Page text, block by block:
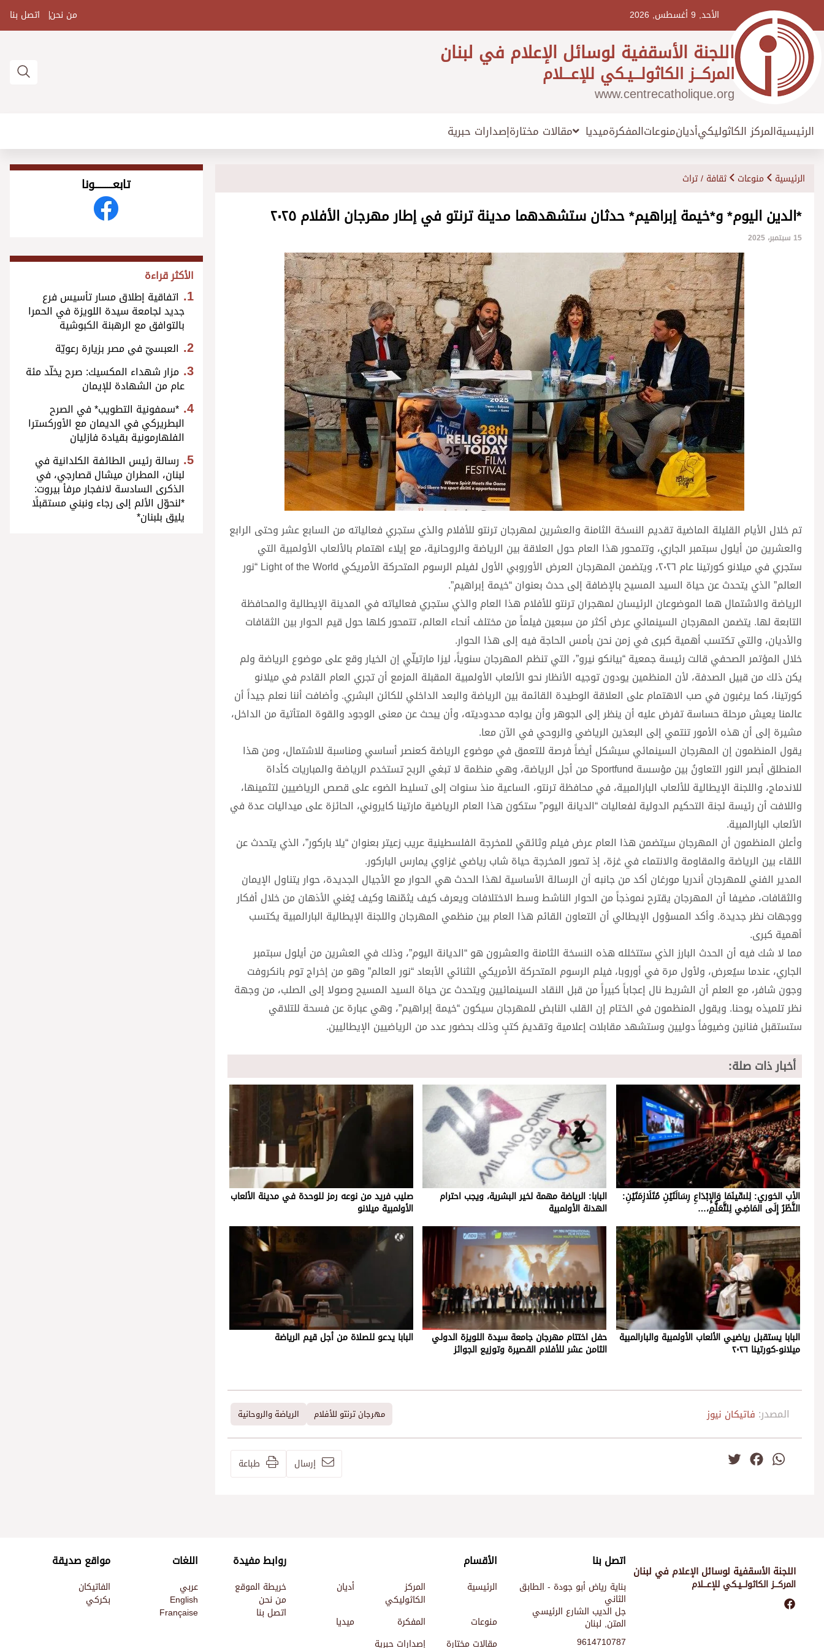
الأحد, 9 أغسطس, 2026 من نحن اتصل بنا
اللجنة الأسقفية لوسائل الإعلام في لبنان
المركـــز الكاثولـــيـكي للإعـــلام
www.centrecatholique.org
الرئيسيةالمركز الكاثوليكيأديانمنوعاتالمفكرةميديا مقالات مختارةإصدارات حبرية
الرئيسية منوعات ثقافة / تراث
*الدين اليوم* و*خيمة إبراهيم* حدثان ستشهدهما مدينة ترنتو في إطار مهرجان الأفلام ٢٠٢٥
15 سبتمبر، 2025
تم خلال الأيام القليلة الماضية تقديم النسخة الثامنة والعشرين لمهرجان ترنتو للأفلام والذي ستجري فعالياته من السابع عشر وحتى الرابع
والعشرين من أيلول سبتمبر الجاري، وتتمحور هذا العام حول العلاقة بين الرياضة والروحانية، مع إيلاء اهتمام بالألعاب الأولمبية التي
ستجري في ميلانو كورتينا عام ٢٠٢٦، ويتضمن المهرجان العرض الأوروبي الأول لفيلم الرسوم المتحركة الأمريكي Light of the World “نور
العالم” الذي يتحدث عن حياة السيد المسيح بالإضافة إلى حدث بعنوان “خيمة إبراهيم”.
الرياضة والاشتمال هما الموضوعان الرئيسان لمهجران ترنتو للأفلام هذا العام والذي ستجري فعالياته في المدينة الإيطالية والمحافظة
التابعة لها. يتضمن المهرجان السينمائي عرض أكثر من سبعين فيلماً من مختلف أنحاء العالم، تتمحور كلها حول قيم الحوار بين الثقافات
والأديان، والتي تكتسب أهمية كبرى في زمن نحن بأمس الحاجة فيه إلى هذا الحوار.
خلال المؤتمر الصحفي قالت رئيسة جمعية “بيانكو نيرو”، التي تنظم المهرجان سنوياً، ليزا مارتيلّي إن الخيار وقع على موضوع الرياضة ولم
يكن ذلك من قبيل الصدفة، لأن المنظمين يودون توجيه الأنظار نحو الألعاب الأولمبية المقبلة المزمع أن تجري العام القادم في ميلانو
كورتينا، كما يرغبون في صب الاهتمام على العلاقة الوطيدة القائمة بين الرياضة والبعد الداخلي للكائن البشري. وأضافت أننا نعلم جيداً أن
عالمنا يعيش مرحلة حساسة تفرض عليه أن ينظر إلى الجوهر وأن يواجه محدوديته، وأن يبحث عن معنى الوجود والقوة المتأتية من الداخل،
مشيرة إلى أن هذه الأمور تنتمي إلى البعدَين الرياضي والروحي في الآن معا.
يقول المنظمون إن المهرجان السينمائي سيشكل أيضاً فرصة للتعمق في موضوع الرياضة كعنصر أساسي ومناسبة للاشتمال، ومن هذا
المنطلق أبصر النور التعاونُ بين مؤسسة Sportfund من أجل الرياضة، وهي منظمة لا تبغي الربح تستخدم الرياضة والمباريات كأداة
للاندماج، واللجنة الإيطالية للألعاب البارالمبية، في محافظة ترنتو، الساعية منذ سنوات إلى تسليط الضوء على قصص الرياضيين لتثمينها،
واللافت أن رئيسة لجنة التحكيم الدولية لفعاليات “الديانة اليوم” ستكون هذا العام الرياضية مارتينا كايروني، الحائزة على ميداليات عدة في
الألعاب البارالمبية.
وأعلن المنظمون أن المهرجان سيتضمن هذا العام عرض فيلم وثائقي للمخرجة الفلسطينية عريب زعيتر بعنوان “يلا باركور”، الذي يتحدث عن
اللقاء بين الرياضة والمقاومة والانتماء في غزة، إذ تصور المخرجة حياة شاب رياضي غزاوي يمارس الباركور.
المدير الفني للمهرجان أندريا مورغان أكد من جانبه أن الرسالة الأساسية لهذا الحدث هي الحوار مع الأجيال الجديدة، حوار يتناول الإيمان
والثقافات، مضيفا أن المهرجان يقترح نموذجاً من الحوار الناشط وسط الاختلافات ويعرف كيف يثمّنها وكيف يُغني الأذهان من خلال أفكار
ووجهات نظر جديدة. وأكد المسؤول الإيطالي أن التعاون القائم هذا العام بين منظمي المهرجان واللجنة الإيطالية البارالمبية يكتسب
أهمية كبرى.
مما لا شك فيه أن الحدث البارز الذي ستتخلله هذه النسخة الثامنة والعشرون هو “الديانة اليوم”، وذلك في العشرين من أيلول سبتمبر
الجاري، عندما سيُعرض، ولأول مرة في أوروبا، فيلم الرسوم المتحركة الأمريكي الثنائي الأبعاد “نور العالم” وهو من إخراج توم بانكروفت
وجون شافر، مع العلم أن الشريط نال إعجاباً كبيراً من قبل النقاد السينمائيين ويتحدث عن حياة السيد المسيح وصولا إلى الصلب، من وجهة
نظر تلميذه يوحنا. ويقول المنظمون في الختام إن القلب النابض للمهرجان سيكون “خيمة إبراهيم”، وهي عبارة عن فسحة للتلاقي
ستستقبل فنانين وضيوفاً دوليين وستشهد مقابلات إعلامية وتقديمَ كتبٍ وذلك بحضور عدد من الرياضيين الإيطاليين.
أخبار ذات صلة:
الأب الخوري: لِلسِّينَمَا وَالإِبْدَاعِ رِسَالَتَيْنِ مُتَلَازِمَتَيْنِ:
النَّظَرُ إِلَى المَاضِي لِلتَّعَلُّمِ،…
البابا يستقبل رياضيي الألعاب الأولمبية والبارالمبية
ميلانو-كورتينا ٢٠٢٦
البابا: الرياضة مهمة لخير البشرية، ويجب احترام
الهدنة الأولمبية
حفل اختتام مهرجان جامعة سيدة اللويزة الدولي
الثامن عشر للأفلام القصيرة وتوزيع الجوائز
صليب فريد من نوعه رمز للوحدة في مدينة الألعاب
الأولمبية ميلانو
البابا يدعو للصلاة من أجل قيم الرياضة
المصدر: فاتيكان نيوز مهرجان ترنتو للأفلام الرياضة والروحانية
WhatsApp
Facebook إرسال طباعة
تابعــــــــــونا
الأكثر قراءة
اتفاقية إطلاق مسار تأسيس فرع
جديد لجامعة سيدة اللويزة في الحمرا
بالتوافق مع الرهبنة الكبوشية
العبسيّ في مصر بزيارة رعويّة
مزار شهداء المكسيك: صرح يخلّد مئة
عام من الشهادة للإيمان
*سمفونية التطويب* في الصرح
البطريركي في الديمان مع الأوركسترا
الفلهارمونية بقيادة فازليان
رسالة رئيس الطائفة الكلدانية في
لبنان، المطران ميشال قصارجي، في
الذكرى السادسة لانفجار مرفأ بيروت:
*لنحوّل الألم إلى رجاء ونبني مستقبلًا
يليق بلبنان*
اللجنة الأسقفية لوسائل الإعلام في لبنان
المركـــز الكاثولـــيـكي للإعـــلام
اتصل بنا
بناية رياض أبو جودة - الطابق
الثاني
جل الديب الشارع الرئيسي
المتن, لبنان
9614710787
الأقسام
الرئيسية المركز
الكاثوليكي
أديان
منوعات المفكرة
ميديا
مقالات مختارة
إصدارات حبرية
روابط مفيدة
خريطة الموقع
من نحن
اتصل بنا
اللغات
عربي
English
Française
مواقع صديقة
الفاتيكان
بكركي